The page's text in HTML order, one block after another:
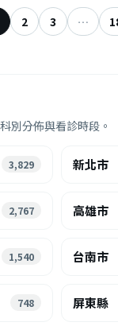
2 3 …
別分佈與看診時段。
3,829 新北市
2,767 高雄市
1,540 台南市
748 屏東縣